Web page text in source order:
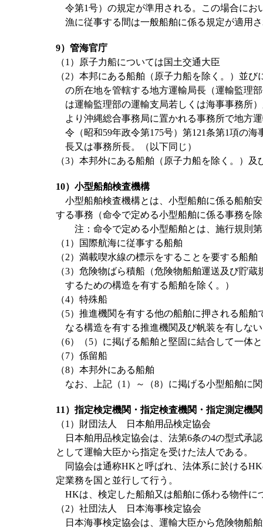
令第1号）の規定が準用される。この場合に
漁に従事する間は一般船舶に係る規定が適用
9）管海官庁
（1）原子力船については国土交通大臣
（2）本邦にある船舶（原子力船を除く。）並
の所在地を管轄する地方運輸局長（運輸監理
は運輸監理部の運輸支局若しくは海事事務所
より沖縄総合事務局に置かれる事務所で地方
令（昭和59年政令第175号）第121条第1項の
長又は事務所長。（以下同じ）
（3）本邦外にある船舶（原子力船を除く。）
10）小型船舶検査機構
小型船舶検査機構とは、小型船舶に係る船舶
する事務（命令で定める小型船舶に係る事務を
注：命令で定める小型船舶とは、施行規則
（1）国際航海に従事する船舶
（2）満載喫水線の標示をすることを要する船舶
（3）危険物ばら積船（危険物船舶運送及び貯
するための構造を有する船舶を除く。）
（4）特殊船
（5）推進機関を有する他の船舶に押される船
なる構造を有する推進機関及び帆装を有しな
（6）（5）に掲げる船舶と堅固に結合して一体
（7）係留船
（8）本邦外にある船舶
なお、上記（1）～（8）に掲げる小型船舶に
11）指定検定機関・指定検査機関・指定測定機関
（1）財団法人 日本舶用品検定協会
日本舶用品検定協会は、法第6条の4の型式承
として運輸大臣から指定を受けた法人である。
同協会は通称HKと呼ばれ、法体系に於ける
定業務を国と並行して行う。
HKは、検定した船舶又は船舶に係わる物件に
（2）社団法人 日本海事検定協会
日本海事検定協会は、運輸大臣から危険物船